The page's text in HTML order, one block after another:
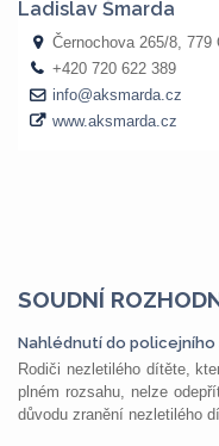
SOUDNÍ
Nahlédnutí do
Rodiči nezletilého dítěte,
plném rozsahu, nelze
důvodu zranění nezletilého